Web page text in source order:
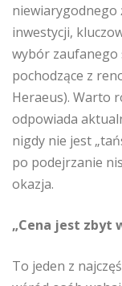
niewiarygodnego
inwestycji,
wybór
pochodzące z
Heraeus). Warto
odpowiada
nigdy nie jest
po podejrzanie
okazja.
„Cena jest zbyt
To jeden z